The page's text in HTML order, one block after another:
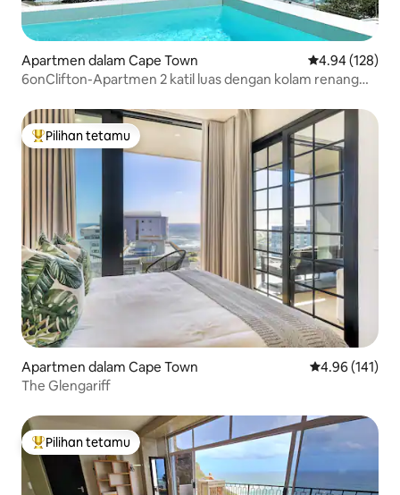
Apartmen dalam Cape Town Penarafan
4.94 (128)
6onClifton-Apartmen 2 katil luas dengan kolam renang
Pilihan utama tetamu
Pilihan tetamu
Apartmen dalam Cape Town Penarafan
4.96 (141)
The Glengariff
Pilihan utama tetamu
Pilihan tetamu